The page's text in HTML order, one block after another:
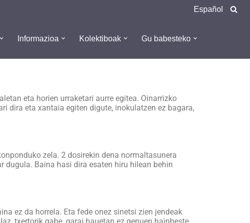
Español
Informazioa Kolektiboak Gu babesteko
eta horien urraketari aurre egitea. Oinarrizko
dira eta xantaia egiten digute, inokulatzen ez bagara,
zela. 2 dosirekin dena normaltasunera
dugula. Baina hasi dira esaten hiru hilean behin
ez da horrela. Eta fede onez sinetsi zien jendeak